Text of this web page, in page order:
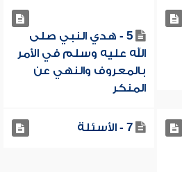
5 - هدي النبي صلى
الله عليه وسلم في الأمر
بالمعروف والنهي عن
المنكر
7 - الأسئلة